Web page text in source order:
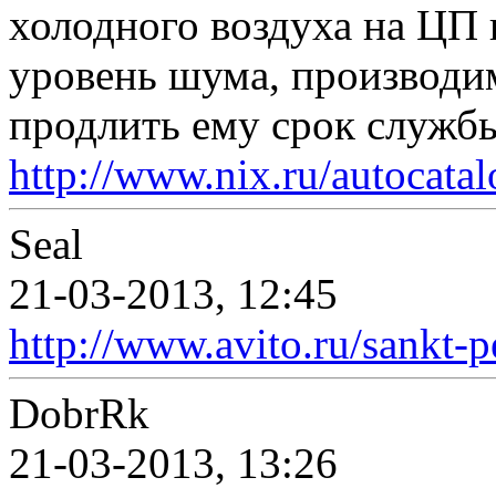
холодного воздуха на ЦП
уровень шума,
продлить ему срок
http://www.nix.ru/
Seal
21-03-2013, 12:45
http://www.avito.ru/sankt-
DobrRk
21-03-2013, 13:26